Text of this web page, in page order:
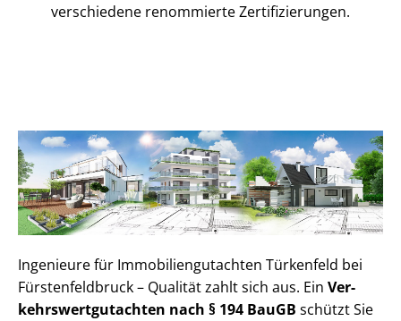
verschiedene renommierte Zer­ti­fi­zie­run­gen.
Ingenieure für Im­mo­bi­li­en­gut­ach­ten Türkenfeld bei
Fürs­ten­feld­bruck – Qualität zahlt sich aus. Ein Ver­
kehrs­wert­gut­ach­ten nach § 194 BauGB schützt Sie